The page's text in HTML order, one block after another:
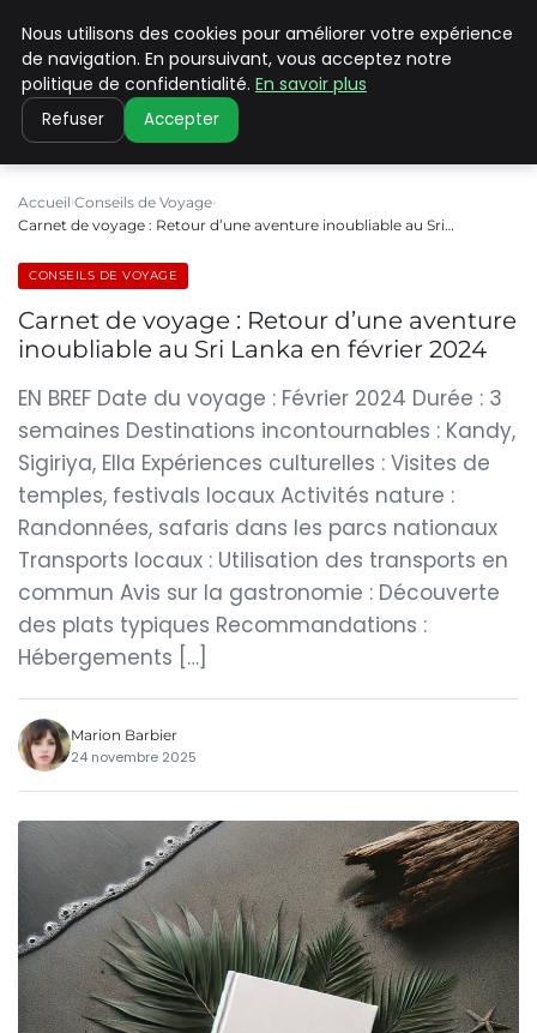
PILAT PATRIMOINES
Accueil Conseils de Voyage
Carnet de voyage : Retour d’une aventure inoubliable au Sri…
CONSEILS DE VOYAGE
Carnet de voyage : Retour d’une aventure
inoubliable au Sri Lanka en février 2024
EN BREF Date du voyage : Février 2024 Durée : 3
semaines Destinations incontournables : Kandy,
Sigiriya, Ella Expériences culturelles : Visites de
temples, festivals locaux Activités nature :
Randonnées, safaris dans les parcs nationaux
Transports locaux : Utilisation des transports en
commun Avis sur la gastronomie : Découverte
des plats typiques Recommandations :
Hébergements […]
Marion Barbier
24 novembre 2025
Nous utilisons des cookies pour améliorer votre expérience
de navigation. En poursuivant, vous acceptez notre
politique de confidentialité. En savoir plus
Refuser Accepter